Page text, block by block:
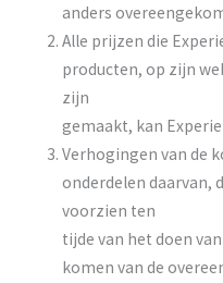
anders
Alle prijzen die
producten, op zijn
zijn
gemaakt, kan
Verhogingen van de
onderdelen daarvan,
voorzien ten
tijde van het doen
komen van de